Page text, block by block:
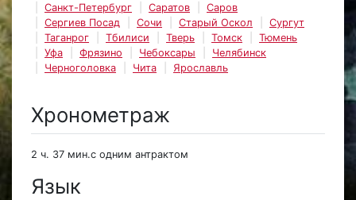
Санкт-Петербург
Саратов
Саров
Сергиев Посад
Сочи Старый Оскол
Сургут
Таганрог
Тбилиси Тверь Томск
Тюмень
Уфа
Фрязино Чебоксары
Челябинск
Черноголовка
Чита Ярославль
Хронометраж
2 ч. 37 мин.с одним антрактом
Язык